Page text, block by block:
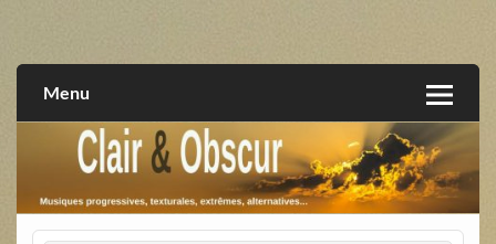
extrêmes, alternatives, texturales
Menu